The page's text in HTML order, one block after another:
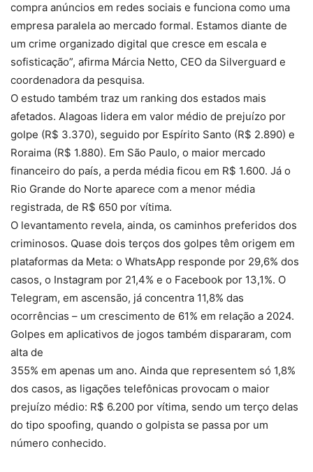
compra anúncios em redes sociais e funciona como uma
empresa paralela ao mercado formal. Estamos diante de
um crime organizado digital que cresce em escala e
sofisticação”, afirma Márcia Netto, CEO da Silverguard e
coordenadora da pesquisa.
O estudo também traz um ranking dos estados mais
afetados. Alagoas lidera em valor médio de prejuízo por
golpe (R$ 3.370), seguido por Espírito Santo (R$ 2.890) e
Roraima (R$ 1.880). Em São Paulo, o maior mercado
financeiro do país, a perda média ficou em R$ 1.600. Já o
Rio Grande do Norte aparece com a menor média
registrada, de R$ 650 por vítima.
O levantamento revela, ainda, os caminhos preferidos dos
criminosos. Quase dois terços dos golpes têm origem em
plataformas da Meta: o WhatsApp responde por 29,6% dos
casos, o Instagram por 21,4% e o Facebook por 13,1%. O
Telegram, em ascensão, já concentra 11,8% das
ocorrências – um crescimento de 61% em relação a 2024.
Golpes em aplicativos de jogos também dispararam, com
alta de
355% em apenas um ano. Ainda que representem só 1,8%
dos casos, as ligações telefônicas provocam o maior
prejuízo médio: R$ 6.200 por vítima, sendo um terço delas
do tipo spoofing, quando o golpista se passa por um
número conhecido.